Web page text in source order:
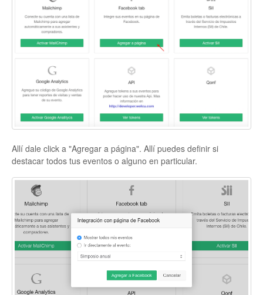
Allí dale click a "Agregar a página". Allí puedes definir si
destacar todos tus eventos o alguno en particular.